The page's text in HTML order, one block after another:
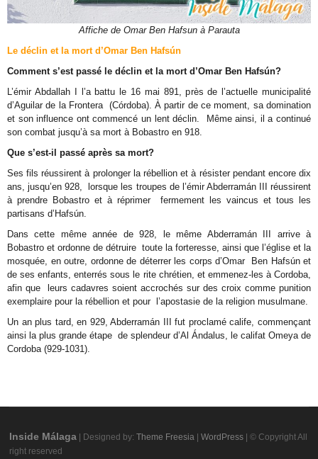
Affiche de Omar Ben Hafsun à Parauta
Le déclin et la mort d’Omar Ben Hafsún
Comment s’est passé le déclin et la mort d’Omar Ben Hafsún?
L’émir Abdallah I l’a battu le 16 mai 891, près de l’actuelle municipalité
d’Aguilar de la Frontera (Córdoba). À partir de ce moment, sa domination
et son influence ont commencé un lent déclin. Même ainsi, il a continué
son combat jusqu’à sa mort à Bobastro en 918.
Que s’est-il passé après sa mort?
Ses fils réussirent à prolonger la rébellion et à résister pendant encore dix
ans, jusqu’en 928, lorsque les troupes de l’émir Abderramán III réussirent
à prendre Bobastro et à réprimer fermement les vaincus et tous les
partisans d’Hafsún.
Dans cette même année de 928, le même Abderramán III arrive à
Bobastro et ordonne de détruire toute la forteresse, ainsi que l’église et la
mosquée, en outre, ordonne de déterrer les corps d’Omar Ben Hafsún et
de ses enfants, enterrés sous le rite chrétien, et emmenez-les à Cordoba,
afin que leurs cadavres soient accrochés sur des croix comme punition
exemplaire pour la rébellion et pour l’apostasie de la religion musulmane.
Un an plus tard, en 929, Abderramán III fut proclamé calife, commençant
ainsi la plus grande étape de splendeur d’Al Ándalus, le califat Omeya de
Cordoba (929-1031).
Inside Málaga | Designed by:Theme Freesia |WordPress | © Copyright All
right reserved